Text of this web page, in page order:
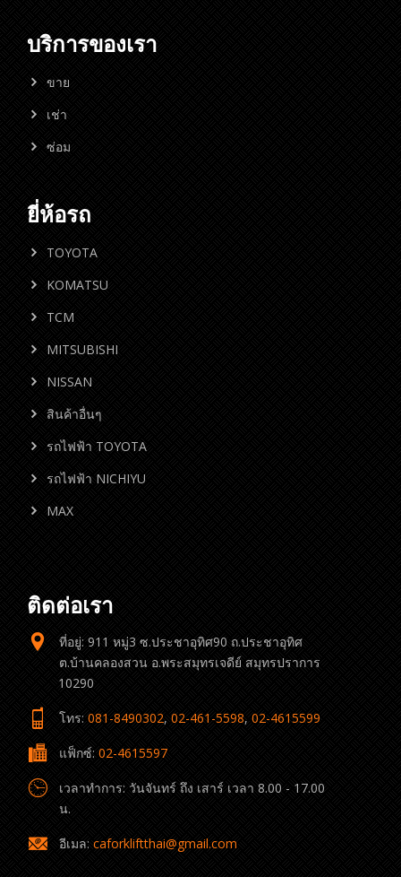
บริการของเรา
ขาย
เช่า
ซ่อม
ยี่ห้อรถ
TOYOTA
KOMATSU
TCM
MITSUBISHI
NISSAN
สินค้าอื่นๆ
รถไฟฟ้า TOYOTA
รถไฟฟ้า NICHIYU
MAX
ติดต่อเรา
ที่อยู่: 911 หมู่3 ซ.ประชาอุทิศ90 ถ.ประชาอุทิศ
ต.บ้านคลองสวน อ.พระสมุทรเจดีย์ สมุทรปราการ
10290
โทร: 081-8490302, 02-461-5598, 02-4615599
แฟ็กซ์: 02-4615597
เวลาทำการ: วันจันทร์ ถึง เสาร์ เวลา 8.00 - 17.00
น.
อีเมล: caforkliftthai@gmail.com